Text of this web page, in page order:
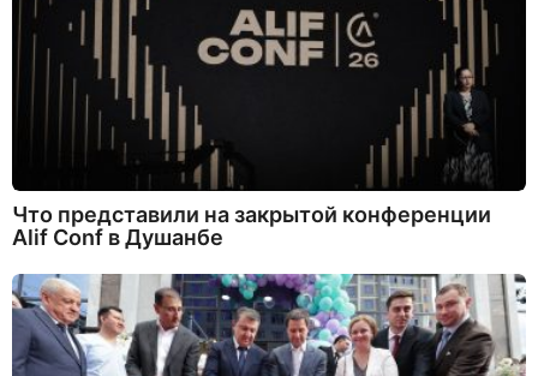
Что представили на закрытой конференции
Alif Conf в Душанбе